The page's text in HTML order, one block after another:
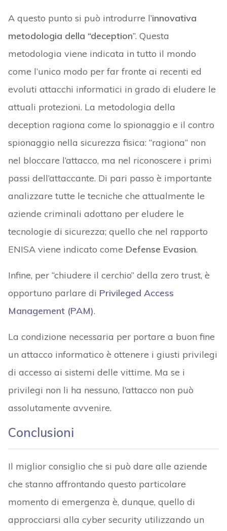
A questo punto si può introdurre l’innovativa
metodologia della “deception”. Questa
metodologia viene indicata in tutto il mondo
come l’unico modo per far fronte ai recenti ed
evoluti attacchi informatici in grado di eludere le
attuali protezioni. La metodologia della
deception ragiona come lo spionaggio e il contro
spionaggio nella sicurezza fisica: “ragiona” non
nel bloccare l’attacco, ma nel riconoscere i primi
passi dell’attaccante. Di pari passo è importante
analizzare tutte le tecniche che attualmente le
aziende criminali adottano per eludere le
tecnologie di sicurezza; quello che nel rapporto
ENISA viene indicato come Defense Evasion.
Infine, per “chiudere il cerchio” della zero trust, è
opportuno parlare di Privileged Access
Management (PAM).
La condizione necessaria per portare a buon fine
un attacco informatico è ottenere i giusti privilegi
di accesso ai sistemi delle vittime. Ma se i
privilegi non li ha nessuno, l’attacco non può
assolutamente avvenire.
Conclusioni
Il miglior consiglio che si può dare alle aziende
che stanno affrontando questo particolare
momento di emergenza è, dunque, quello di
approcciarsi alla cyber security utilizzando un